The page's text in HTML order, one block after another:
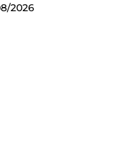
2026